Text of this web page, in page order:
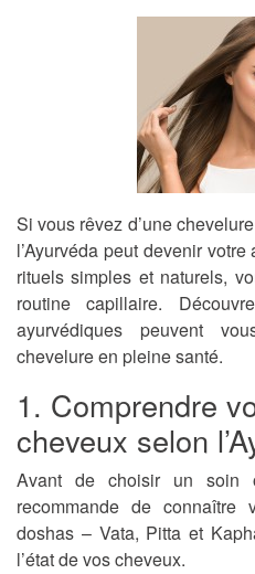
Si vous rêvez d’une
l’Ayurvéda peut devenir
rituels simples et naturels,
routine capillaire.
ayurvédiques peuvent
chevelure en pleine santé.
1. Comprendre
cheveux selon
Avant de choisir un soin
recommande de connaître
doshas – Vata, Pitta et
l’état de vos cheveux.